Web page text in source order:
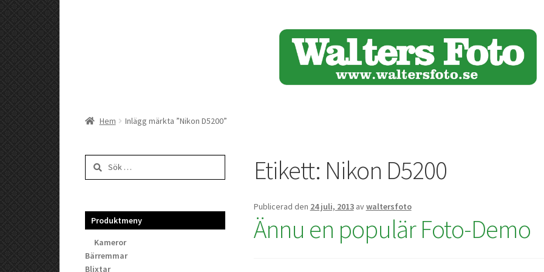
Hem Inlägg märkta ”Nikon D5200”
Etikett: Nikon D5200
Publicerad den 24 juli, 2013 avwaltersfoto
Ännu en populär Foto-Demo
Sök
efter:
Produktmeny
Kameror
Bärremmar
Blixtar